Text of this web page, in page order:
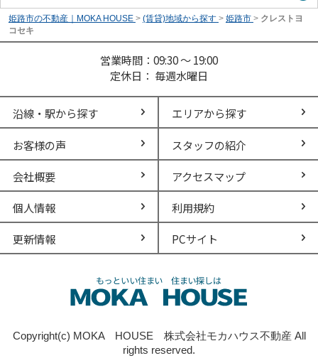
姫路市の不動産｜MOKA HOUSE > (賃貸)地域から探す > 姫路市 > クレストヨ
コセキ
営業時間：09:30 ～ 19:00
定休日： 毎週水曜日
沿線・駅から探す エリアから探す
お客様の声 スタッフの紹介
会社概要 アクセスマップ
個人情報 利用規約
更新情報 PCサイト
Copyright(c) MOKA HOUSE 株式会社モカハウス不動産 All
rights reserved.